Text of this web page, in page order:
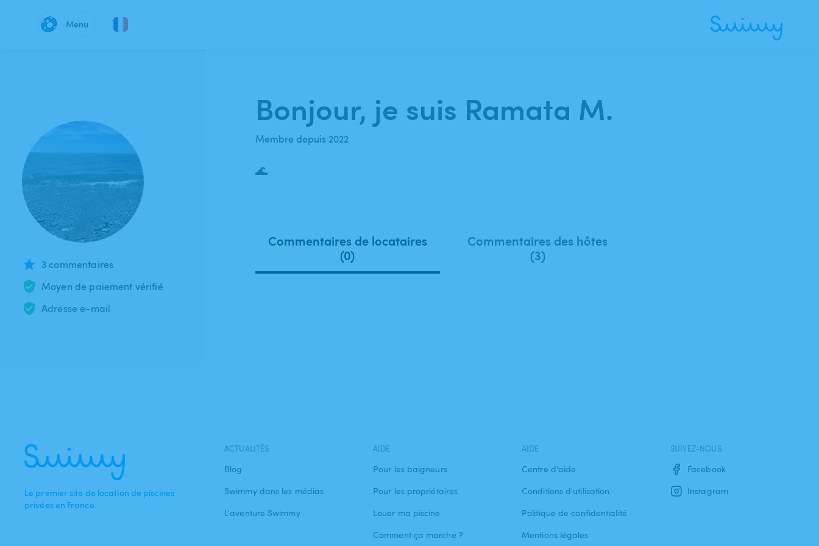
Menu
3 commentaires
Moyen de paiement vérifié
Adresse e-mail
Bonjour, je suis Ramata M.
Membre depuis 2022
🌊
Commentaires de locataires
(0)
Commentaires des hôtes
(3)
Le premier site de location de piscines
privées en France.
ACTUALITÉS
Blog
Swimmy dans les médias
L'aventure Swimmy
AIDE
Pour les baigneurs
Pour les propriétaires
Louer ma piscine
Comment ça marche ?
AIDE
Centre d'aide
Conditions d'utilisation
Politique de confidentialité
Mentions légales
SUIVEZ-NOUS
Facebook
Instagram